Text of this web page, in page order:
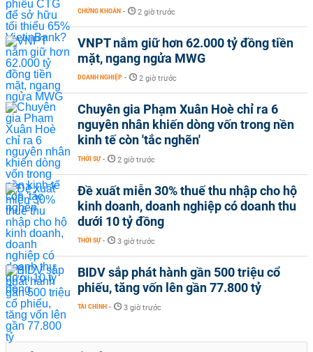
CHỨNG KHOÁN - 2 giờ trước
VNPT nắm giữ hơn 62.000 tỷ đồng tiền
mặt, ngang ngửa MWG
DOANH NGHIỆP - 2 giờ trước
Chuyên gia Phạm Xuân Hoè chỉ ra 6
nguyên nhân khiến dòng vốn trong nền
kinh tế còn 'tắc nghẽn'
THỜI SỰ - 2 giờ trước
Đề xuất miễn 30% thuế thu nhập cho hộ
kinh doanh, doanh nghiệp có doanh thu
dưới 10 tỷ đồng
THỜI SỰ - 3 giờ trước
BIDV sắp phát hành gần 500 triệu cổ
phiếu, tăng vốn lên gần 77.800 tỷ
TÀI CHÍNH - 3 giờ trước